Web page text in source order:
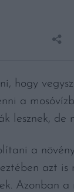
hogy
a
lesznek,
a
azt
Azonban